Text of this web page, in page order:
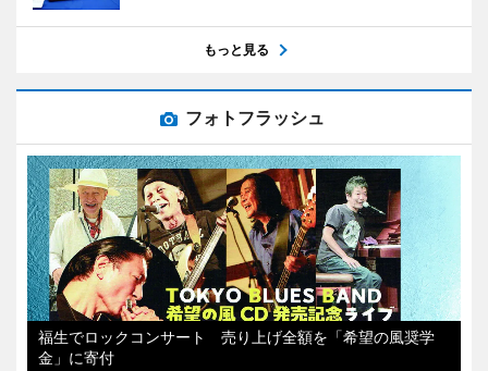
もっと見る
フォトフラッシュ
福生でロックコンサート 売り上げ全額を「希望の風奨学
金」に寄付